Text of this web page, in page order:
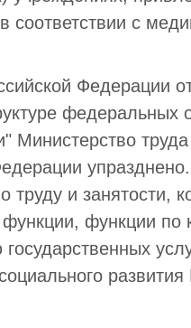
соответствии с
Федерации
федеральных
Министерство
труду и занятости,
функции по
развития